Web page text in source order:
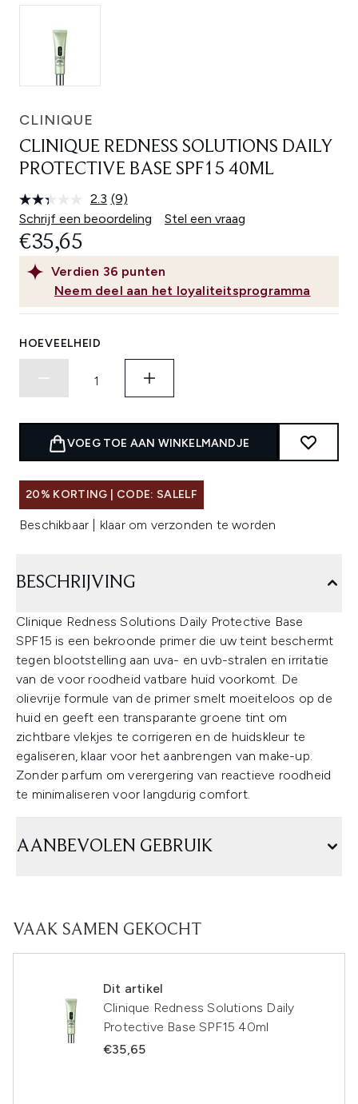
CLINIQUE
CLINIQUE REDNESS SOLUTIONS DAILY
PROTECTIVE BASE SPF15 40ML
2.3 Lees
9
beoordelingen.
paginalink.
(9)
Schrijf een beoordeling
Stel een vraag
Verdien 36 punten
Neem deel aan het loyaliteitsprogramma
€35,65
HOEVEELHEID
VOEG TOE AAN WINKELMANDJE
20% KORTING | CODE: SALELF
Beschikbaar | klaar om verzonden te worden
BESCHRIJVING
Clinique Redness Solutions Daily Protective Base
SPF15 is een bekroonde primer die uw teint beschermt
tegen blootstelling aan uva- en uvb-stralen en irritatie
van de voor roodheid vatbare huid voorkomt. De
olievrije formule van de primer smelt moeiteloos op de
huid en geeft een transparante groene tint om
zichtbare vlekjes te corrigeren en de huidskleur te
egaliseren, klaar voor het aanbrengen van make-up.
Zonder parfum om verergering van reactieve roodheid
te minimaliseren voor langdurig comfort.
AANBEVOLEN GEBRUIK
VAAK SAMEN GEKOCHT
Dit artikel
Clinique Redness Solutions Daily
Protective Base SPF15 40ml
€35,65